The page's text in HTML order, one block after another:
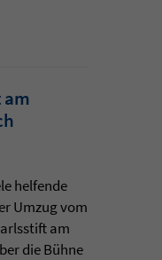
helfende
Umzug vom
am
die Bühne